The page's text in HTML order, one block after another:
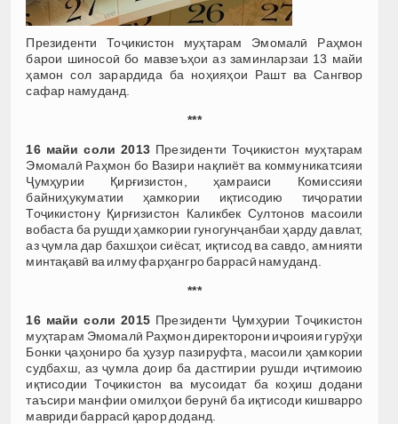
Президенти Тоҷикистон муҳтарам Эмомалӣ Раҳмон
барои шиносоӣ бо мавзеъҳои аз заминларзаи 13 майи
ҳамон сол зарардида ба ноҳияҳои Рашт ва Сангвор
сафар намуданд.
***
16 майи соли 2013 Президенти Тоҷикистон муҳтарам
Эмомалӣ Раҳмон бо Вазири нақлиёт ва коммуникатсияи
Ҷумҳурии Қирғизистон, ҳамраиси Комиссияи
байниҳукуматии ҳамкории иқтисодию тиҷоратии
Тоҷикистону Қирғизистон Каликбек Султонов масоили
вобаста ба рушди ҳамкории гуногунҷанбаи ҳарду давлат,
аз ҷумла дар бахшҳои сиёсат, иқтисод ва савдо, амнияти
минтақавӣ ва илму фарҳангро баррасӣ намуданд.
***
16 майи соли 2015 Президенти Ҷумҳурии Тоҷикистон
муҳтарам Эмомалӣ Раҳмон директорони иҷроияи гурӯҳи
Бонки ҷаҳониро ба ҳузур пазируфта, масоили ҳамкории
судбахш, аз ҷумла доир ба дастгирии рушди иҷтимоию
иқтисодии Тоҷикистон ва мусоидат ба коҳиш додани
таъсири манфии омилҳои берунӣ ба иқтисоди кишварро
мавриди баррасӣ қарор доданд.